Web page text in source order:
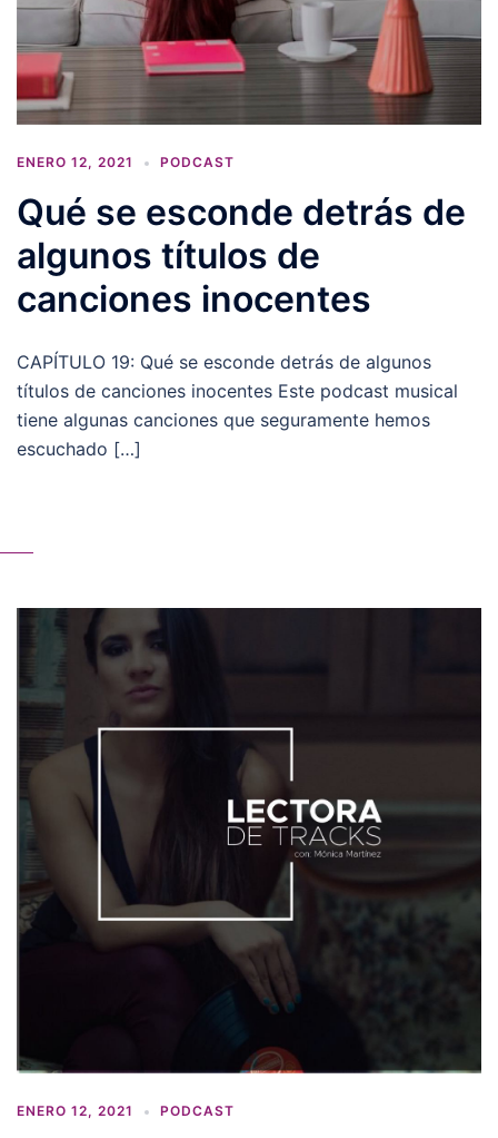
ENERO 12, 2021 PODCAST
Qué se esconde detrás de
algunos títulos de
canciones inocentes
CAPÍTULO 19: Qué se esconde detrás de algunos
títulos de canciones inocentes Este podcast musical
tiene algunas canciones que seguramente hemos
escuchado […]
ENERO 12, 2021 PODCAST